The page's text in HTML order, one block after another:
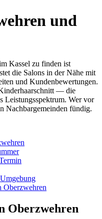
und
Kassel zu finden ist
die Salons in der Nähe mit
und Kundenbewertungen.
— die
Leistungsspektrum. Wer vor
Nachbargemeinden fündig.
Oberzwehren
Oberzwehren